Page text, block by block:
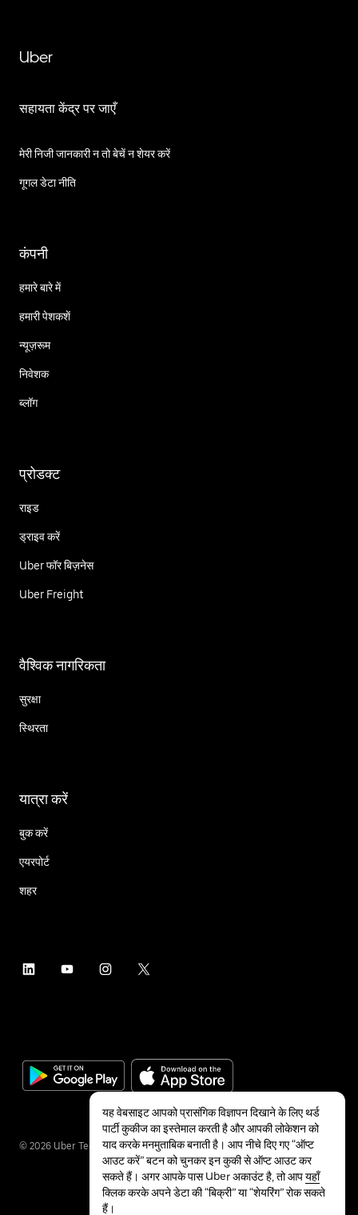
Uber
सहायता केंद्र पर जाएँ
मेरी निजी जानकारी न तो बेचें न शेयर करें
गूगल डेटा नीति
कंपनी
हमारे बारे में
हमारी पेशकशें
न्यूज़रूम
निवेशक
ब्लॉग
प्रोडक्ट
राइड
ड्राइव करें
Uber फॉर बिज़नेस
Uber Freight
वैश्विक नागरिकता
सुरक्षा
स्थिरता
यात्रा करें
बुक करें
एयरपोर्ट
शहर
© 2026 Uber Technologies Inc.
यह वेबसाइट आपको प्रासंगिक विज्ञापन दिखाने के लिए थर्ड
पार्टी कुकीज का इस्तेमाल करती है और आपकी लोकेशन को
याद करके मनमुताबिक बनाती है। आप नीचे दिए गए “ऑप्ट
आउट करें” बटन को चुनकर इन कुकी से ऑप्ट आउट कर
सकते हैं। अगर आपके पास Uber अकाउंट है, तो आपयहाँ
क्लिक करके अपने डेटा की “बिक्री” या “शेयरिंग” रोक सकते
हैं।